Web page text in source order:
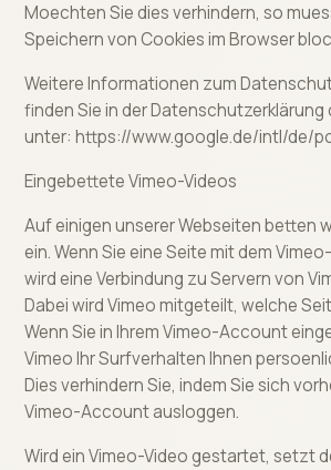
Moechten Sie dies verhindern, so
Speichern von Cookies im Browser
Weitere Informationen zum
finden Sie in der Datenschutzerklärung
unter: https://www.google.de/intl/de/
Eingebettete Vimeo-Videos
Auf einigen unserer Webseiten betten
ein. Wenn Sie eine Seite mit dem
wird eine Verbindung zu Servern von
Dabei wird Vimeo mitgeteilt, welche
Wenn Sie in Ihrem Vimeo-Account
Vimeo Ihr Surfverhalten Ihnen
Dies verhindern Sie, indem Sie sich
Vimeo-Account ausloggen.
Wird ein Vimeo-Video gestartet, setzt